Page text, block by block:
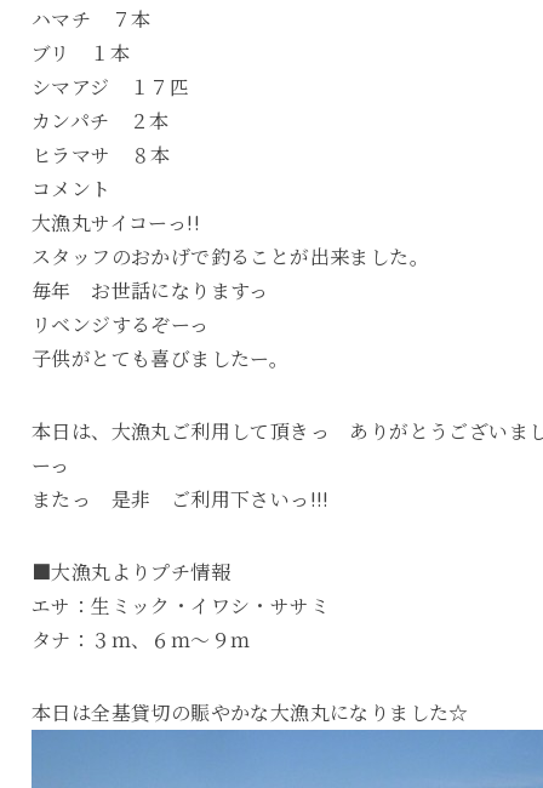
ハマチ ７本
ブリ １本
シマアジ １７匹
カンパチ ２本
ヒラマサ ８本
コメント
大漁丸サイコーっ!!
スタッフのおかげで釣ることが出来ました。
毎年 お世話になりますっ
リベンジするぞーっ
子供がとても喜びましたー。
本日は、大漁丸ご利用して頂きっ ありがとうございま
ーっ
またっ 是非 ご利用下さいっ!!!
■大漁丸よりプチ情報
エサ：生ミック・イワシ・ササミ
タナ：３ｍ、６ｍ～９ｍ
本日は全基貸切の賑やかな大漁丸になりました☆